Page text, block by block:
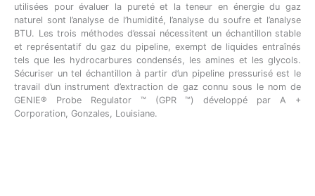
utilisées pour évaluer la pureté et la teneur en énergie du gaz
naturel sont l’analyse de l’humidité, l’analyse du soufre et l’analyse
BTU. Les trois méthodes d’essai nécessitent un échantillon stable
et représentatif du gaz du pipeline, exempt de liquides entraînés
tels que les hydrocarbures condensés, les amines et les glycols.
Sécuriser un tel échantillon à partir d’un pipeline pressurisé est le
travail d’un instrument d’extraction de gaz connu sous le nom de
GENIE® Probe Regulator ™ (GPR ™) développé par A +
Corporation, Gonzales, Louisiane.